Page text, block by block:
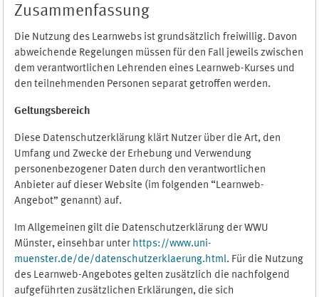
Zusammenfassung
Die Nutzung des Learnwebs ist grundsätzlich freiwillig. Davon
abweichende Regelungen müssen für den Fall jeweils zwischen
dem verantwortlichen Lehrenden eines Learnweb-Kurses und
den teilnehmenden Personen separat getroffen werden.
Geltungsbereich
Diese Datenschutzerklärung klärt Nutzer über die Art, den
Umfang und Zwecke der Erhebung und Verwendung
personenbezogener Daten durch den verantwortlichen
Anbieter auf dieser Website (im folgenden “Learnweb-
Angebot” genannt) auf.
Im Allgemeinen gilt die Datenschutzerklärung der WWU
Münster, einsehbar unter https://www.uni-
muenster.de/de/datenschutzerklaerung.html. Für die Nutzung
des Learnweb-Angebotes gelten zusätzlich die nachfolgend
aufgeführten zusätzlichen Erklärungen, die sich